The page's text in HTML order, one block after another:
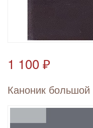
1 100 ₽
Каноник большой